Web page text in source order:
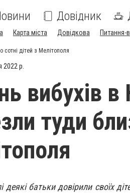
Довідник
Карта міста Довідкова Питання-
сотні дітей з Мелітополя
2022 р.
вибухів
туди
деякі батьки довірили своїх